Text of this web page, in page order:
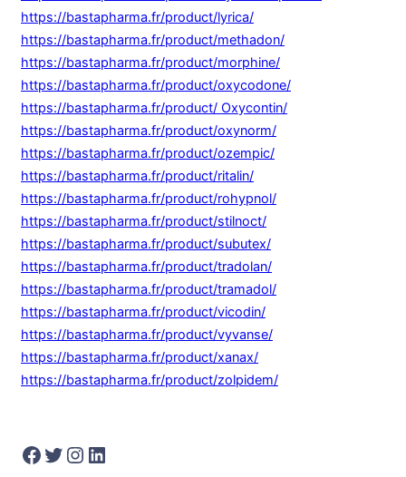
https://bastapharma.fr/product/lyrica/
https://bastapharma.fr/product/methadon/
https://bastapharma.fr/product/morphine/
https://bastapharma.fr/product/oxycodone/
https://bastapharma.fr/product/ Oxycontin/
https://bastapharma.fr/product/oxynorm/
https://bastapharma.fr/product/ozempic/
https://bastapharma.fr/product/ritalin/
https://bastapharma.fr/product/rohypnol/
https://bastapharma.fr/product/stilnoct/
https://bastapharma.fr/product/subutex/
https://bastapharma.fr/product/tradolan/
https://bastapharma.fr/product/tramadol/
https://bastapharma.fr/product/vicodin/
https://bastapharma.fr/product/vyvanse/
https://bastapharma.fr/product/xanax/
https://bastapharma.fr/product/zolpidem/
Facebook Twitter Instagram LinkedIn